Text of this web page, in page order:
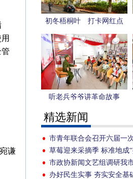
初冬梧桐叶 打卡网红点
听老兵爷爷讲革命故事
精选新闻
市青年联合会召开六届一
草莓迎来采摘季 标准地成
市政协新闻文艺组调研我
办好民生实事 夯实安全基
谦